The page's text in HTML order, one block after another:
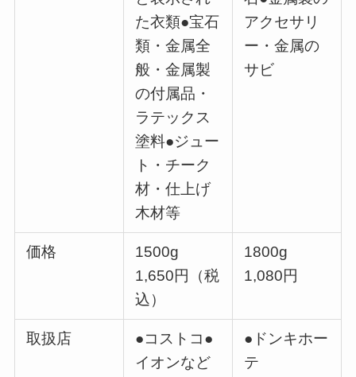
た衣類●宝石
類・金属全
般・金属製
の付属品・
ラテックス
塗料●ジュー
ト・チーク
材・仕上げ
木材等
アクセサリ
ー・金属の
サビ
価格
1500g
1,650円（税
込）
1800g
1,080円
取扱店
●コストコ●
イオンなど
●ドンキホー
テ